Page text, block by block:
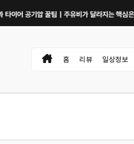
압 꿀팁｜주유비가 달라지는 핵심은?
홈 리뷰 일상정보